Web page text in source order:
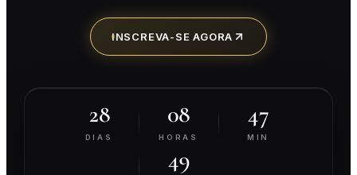
INSCREVA-SE AGORA
28
DIAS
08
HORAS
47
MIN
49